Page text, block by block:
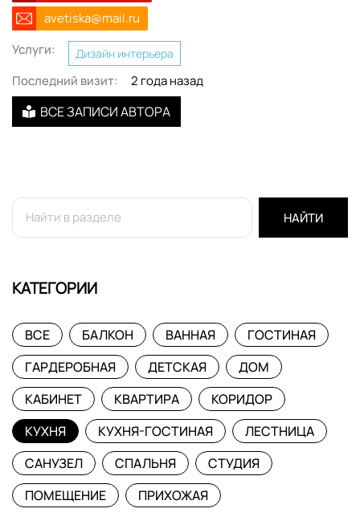
avetiska@mail.ru
Услуги:
Дизайн интерьера
Последний визит: 2 года назад
ВСЕ ЗАПИСИ АВТОРА
НАЙТИ
КАТЕГОРИИ
ВСЕ БАЛКОН ВАННАЯ
ГОСТИНАЯ
ГАРДЕРОБНАЯ
ДЕТСКАЯ
ДОМ
КАБИНЕТ
КВАРТИРА
КОРИДОР
КУХНЯ
КУХНЯ-ГОСТИНАЯ
ЛЕСТНИЦА
САНУЗЕЛ
СПАЛЬНЯ
СТУДИЯ
ПОМЕЩЕНИЕ
ПРИХОЖАЯ